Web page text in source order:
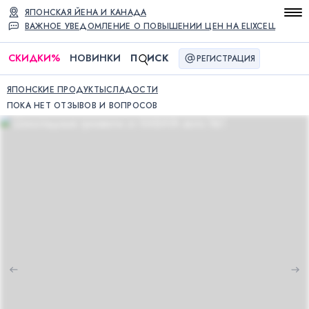
ВАЖНОЕ УВЕДОМЛЕНИЕ О ПОВЫШЕНИИ ЦЕН НА ELIXCELL
ЯПОНСКАЯ ЙЕНА И КАНАДА
СКИДКИ% НОВИНКИ П ИСК РЕГИСТРАЦИЯ
ЯПОНСКИЕ ПРОДУКТЫСЛАДОСТИ
ПОКА НЕТ ОТЗЫВОВ И ВОПРОСОВ